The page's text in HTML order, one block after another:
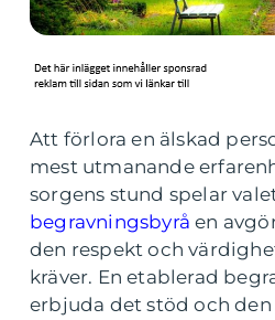
Att förlora en älskad
mest utmanande
sorgens stund spelar
begravningsbyrå en
den respekt och
kräver. En etablerad
erbjuda det stöd och